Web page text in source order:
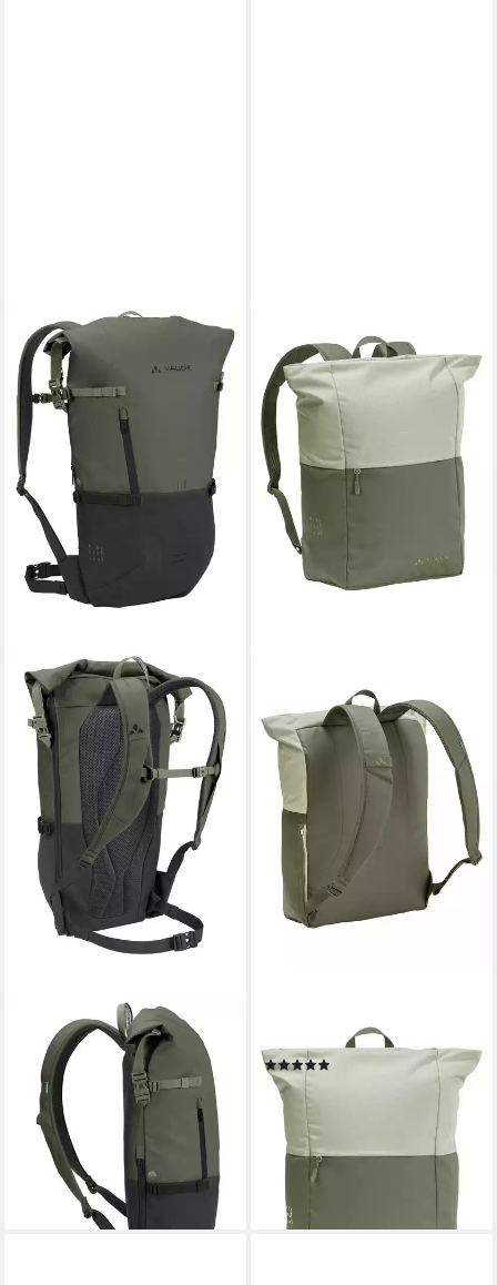
Wanderrucksack CityGo 23 II
(Kein Set), großer,
multifunktionaler
Stadtrucksack
ab 90,46 €
lieferbar - in 2-3 Werktagen bei dir
Rucksack Wala
ab 65,00 €
leider ausverkauft